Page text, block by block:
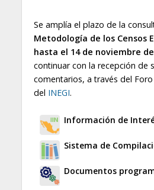
Se amplía el plazo de la
Metodología de los Censos
hasta el 14 de noviembre de
continuar con la recepción de
comentarios, a través del
del INEGI.
Información de
Sistema de
Documentos